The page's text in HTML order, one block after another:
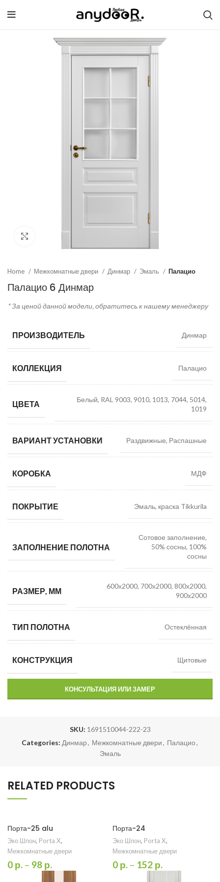
Home Межкомнатные двери Динмар Эмаль Палацио
Палацио 6 Динмар
* За ценой данной модели, обратитесь к нашему менеджеру
ПРОИЗВОДИТЕЛЬ Динмар
КОЛЛЕКЦИЯ Палацио
ЦВЕТА
Белый, RAL 9003, 9010, 1013, 7044, 5014,
1019
ВАРИАНТ УСТАНОВКИ Раздвижные, Распашные
КОРОБКА МДФ
ПОКРЫТИЕ Эмаль, краска Tikkurila
ЗАПОЛНЕНИЕ ПОЛОТНА
Сотовое заполнение,
50% сосны, 100%
сосны
РАЗМЕР, ММ
600х2000, 700х2000, 800х2000,
900х2000
ТИП ПОЛОТНА Остеклённая
КОНСТРУКЦИЯ Щитовые
КОНСУЛЬТАЦИЯ ИЛИ ЗАМЕР
SKU: 1691510044-222-23
Categories: Динмар, Межкомнатные двери, Палацио,
Эмаль
RELATED PRODUCTS
Порта-25 alu
Эко Шпон, Porta X,
Межкомнатные двери
0 р. – 98 р.
Порта-24
Эко Шпон, Porta X,
Межкомнатные двери
0 р. – 152 р.